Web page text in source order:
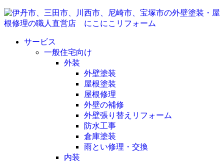
サービス
一般住宅向け
外装
外壁塗装
屋根塗装
屋根修理
外壁の補修
外壁張り替えリフォーム
防水工事
倉庫塗装
雨とい修理・交換
内装